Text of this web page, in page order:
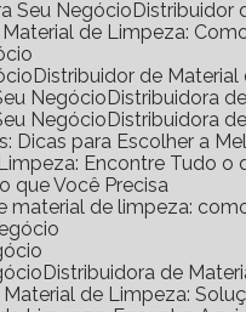
Seu Negócio
Material de Limpeza:
Distribuidor de
Negócio
Distribuidora
Negócio
Distribuidora
Dicas para Escolher a
Encontre Tudo
que Você Precisa
material de limpeza:
Distribuidora de
Material de Limpeza: